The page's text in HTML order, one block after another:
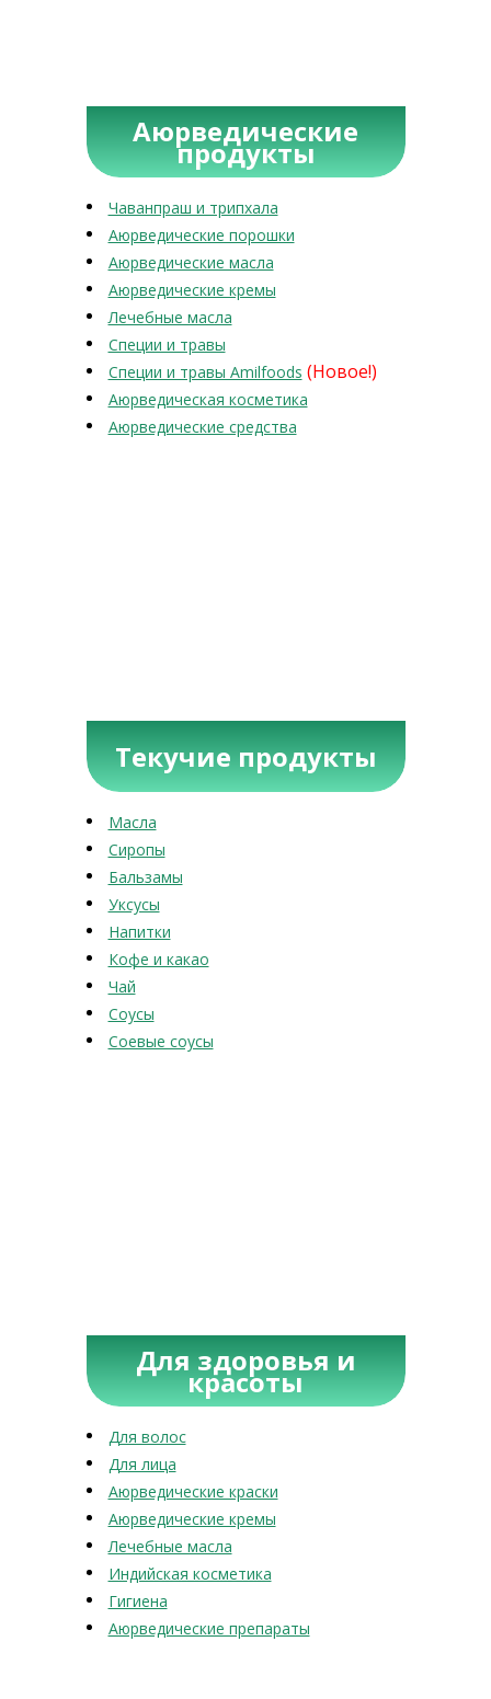
Аюрведические
продукты
Чаванпраш и трипхала
Аюрведические порошки
Аюрведические масла
Аюрведические кремы
Лечебные масла
Специи и травы
Специи и травы Amilfoods (Новое!)
Аюрведическая косметика
Аюрведические средства
Текучие продукты
Масла
Сиропы
Бальзамы
Уксусы
Напитки
Кофе и какао
Чай
Соусы
Соевые соусы
Для здоровья и
красоты
Для волос
Для лица
Аюрведические краски
Аюрведические кремы
Лечебные масла
Индийская косметика
Гигиена
Аюрведические препараты